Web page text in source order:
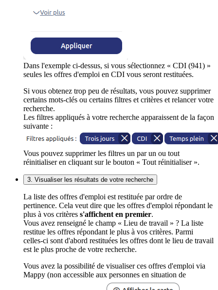
Dans l'exemple ci-dessus, si vous sélectionnez « CDI (941) »
seules les offres d'emploi en CDI vous seront restituées.
Si vous obtenez trop peu de résultats, vous pouvez supprimer
certains mots-clés ou certains filtres et critères et relancer votre
recherche.
Les filtres appliqués à votre recherche apparaissent de la façon
suivante :
Vous pouvez supprimer les filtres un par un ou tout
réinitialiser en cliquant sur le bouton « Tout réinitialiser ».
3. Visualiser les résultats de votre recherche
La liste des offres d'emploi est restituée par ordre de
pertinence. Cela veut dire que les offres d'emploi répondant le
plus à vos critères s'affichent en premier.
Vous avez renseigné le champ « Lieu de travail » ? La liste
restitue les offres répondant le plus à vos critères. Parmi
celles-ci sont d'abord restituées les offres dont le lieu de travail
est le plus proche de votre recherche.
Vous avez la possibilité de visualiser ces offres d'emploi via
Mappy (non accessible aux personnes en situation de